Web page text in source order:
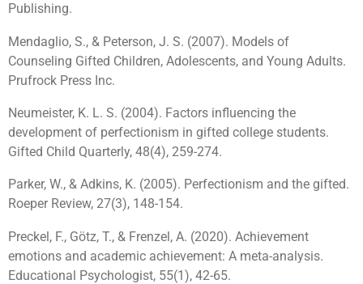
Publishing.
Mendaglio, S., & Peterson, J. S. (2007). Models of
Counseling Gifted Children, Adolescents, and Young Adults.
Prufrock Press Inc.
Neumeister, K. L. S. (2004). Factors influencing the
development of perfectionism in gifted college students.
Gifted Child Quarterly, 48(4), 259-274.
Parker, W., & Adkins, K. (2005). Perfectionism and the gifted.
Roeper Review, 27(3), 148-154.
Preckel, F., Götz, T., & Frenzel, A. (2020). Achievement
emotions and academic achievement: A meta-analysis.
Educational Psychologist, 55(1), 42-65.